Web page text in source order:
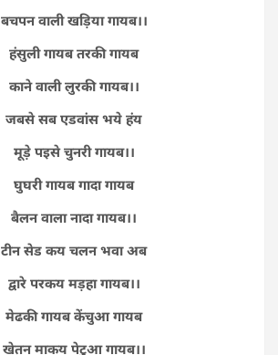
बचपन वाली खड़िया गायब।।
हंसुली गायब तरकी गायब
काने वाली लुरकी गायब।।
जबसे सब एडवांस भये हंय
मूड़े पइसे चुनरी गायब।।
घुघरी गायब गादा गायब
बैलन वाला नादा गायब।।
टीन सेड कय चलन भवा अब
द्वारे परकय मड़हा गायब।।
मेढकी गायब केंचुआ गायब
खेतन माकय पेटुआ गायब।।